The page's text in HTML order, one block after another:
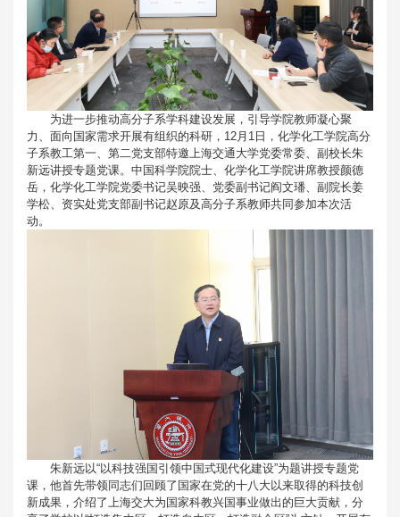
为进一步推动高分子系学科建设发展，引导学院教师凝心聚
力、面向国家需求开展有组织的科研，12月1日，化学化工学院高分
子系教工第一、第二党支部特邀上海交通大学党委常委、副校长朱
新远讲授专题党课。中国科学院院士、化学化工学院讲席教授颜德
岳，化学化工学院党委书记吴映强、党委副书记阎文璠、副院长姜
学松、资实处党支部副书记赵原及高分子系教师共同参加本次活
动。
朱新远以“以科技强国引领中国式现代化建设”为题讲授专题党
课，他首先带领同志们回顾了国家在党的十八大以来取得的科技创
新成果，介绍了上海交大为国家科教兴国事业做出的巨大贡献，分